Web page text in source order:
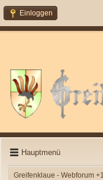
Einloggen
Hauptmenü
Greifenklaue - Webforum +1